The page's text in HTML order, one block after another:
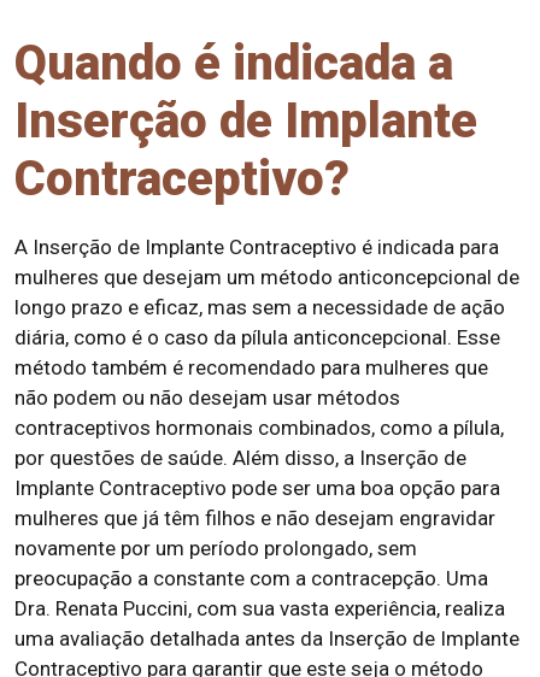
Quando é indicada a
Inserção de Implante
Contraceptivo?
A Inserção de Implante Contraceptivo é indicada para
mulheres que desejam um método anticoncepcional de
longo prazo e eficaz, mas sem a necessidade de ação
diária, como é o caso da pílula anticoncepcional. Esse
método também é recomendado para mulheres que
não podem ou não desejam usar métodos
contraceptivos hormonais combinados, como a pílula,
por questões de saúde. Além disso, a Inserção de
Implante Contraceptivo pode ser uma boa opção para
mulheres que já têm filhos e não desejam engravidar
novamente por um período prolongado, sem
preocupação a constante com a contracepção. Uma
Dra. Renata Puccini, com sua vasta experiência, realiza
uma avaliação detalhada antes da Inserção de Implante
Contraceptivo para garantir que este seja o método